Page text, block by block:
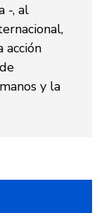
-, al
acción
y la